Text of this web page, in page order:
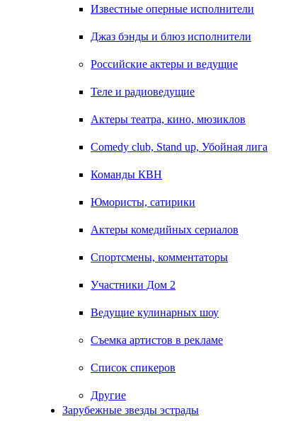
Известные оперные исполнители
Джаз бэнды и блюз исполнители
Российские актеры и ведущие
Теле и радиоведущие
Актеры театра, кино, мюзиклов
Comedy club, Stand up, Убойная лига
Команды КВН
Юмористы, сатирики
Актеры комедийных сериалов
Спортсмены, комментаторы
Участники Дом 2
Ведущие кулинарных шоу
Съемка артистов в рекламе
Список спикеров
Другие
Зарубежные звезды эстрады